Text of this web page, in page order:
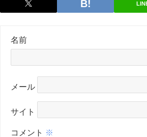
コメント ※
名前
メール
サイト